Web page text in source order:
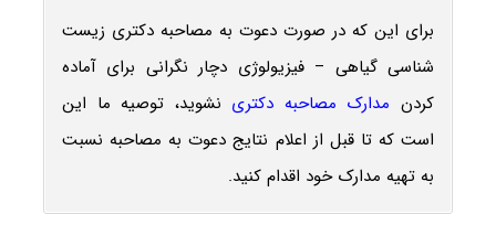
برای این که در صورت دعوت به مصاحبه دکتری زیست
‌شناسی گیاهی – فیزیولوژی دچار نگرانی برای آماده
کردن مدارک مصاحبه دکتری نشوید، توصیه ما این
است که تا قبل از اعلام نتایج دعوت به مصاحبه نسبت
به تهیه مدارک خود اقدام کنید.